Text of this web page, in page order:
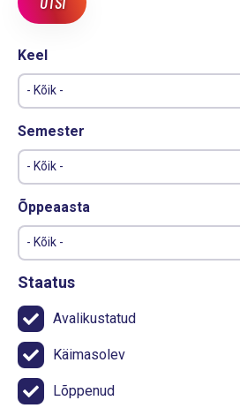
Keel
- Kõik -
Semester
- Kõik -
Õppeaasta
- Kõik -
Staatus
Avalikustatud
Käimasolev
Lõppenud